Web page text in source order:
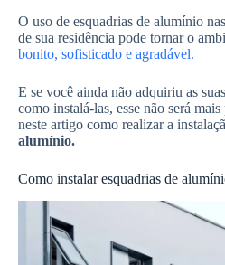
O uso de esquadrias de alumínio
de sua residência pode tornar o
bonito, sofisticado e agradável.
E se você ainda não adquiriu as
como instalá-las, esse não será
neste artigo como realizar a
alumínio.
Como instalar esquadrias de